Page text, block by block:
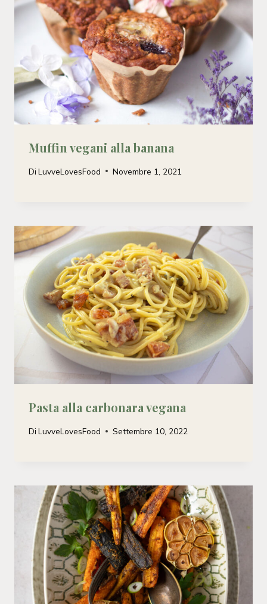
Muffin vegani alla banana
Di LuvveLovesFood Novembre 1, 2021
Pasta alla carbonara vegana
Di LuvveLovesFood Settembre 10, 2022